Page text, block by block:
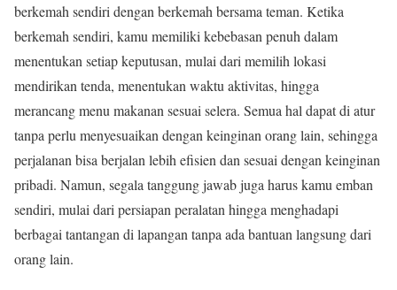
berkemah sendiri dengan berkemah bersama teman. Ketika
berkemah sendiri, kamu memiliki kebebasan penuh dalam
menentukan setiap keputusan, mulai dari memilih lokasi
mendirikan tenda, menentukan waktu aktivitas, hingga
merancang menu makanan sesuai selera. Semua hal dapat di atur
tanpa perlu menyesuaikan dengan keinginan orang lain, sehingga
perjalanan bisa berjalan lebih efisien dan sesuai dengan keinginan
pribadi. Namun, segala tanggung jawab juga harus kamu emban
sendiri, mulai dari persiapan peralatan hingga menghadapi
berbagai tantangan di lapangan tanpa ada bantuan langsung dari
orang lain.